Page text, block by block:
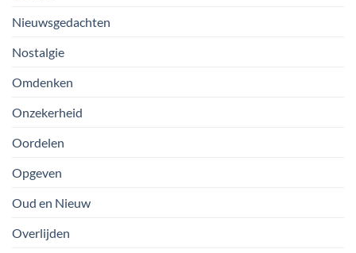
Nieuwsgedachten
Nostalgie
Omdenken
Onzekerheid
Oordelen
Opgeven
Oud en Nieuw
Overlijden